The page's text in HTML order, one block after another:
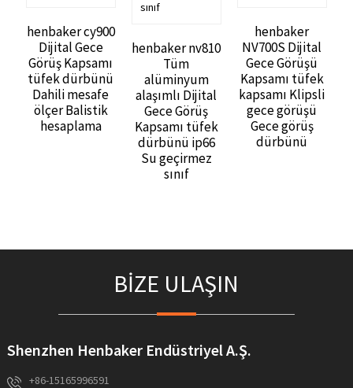
henbaker cy900
Dijital Gece
Görüş Kapsamı
tüfek dürbünü
Dahili mesafe
ölçer Balistik
hesaplama
henbaker nv810
Tüm
alüminyum
alaşımlı Dijital
Gece Görüş
Kapsamı tüfek
dürbünü ip66
Su geçirmez
sınıf
henbaker
NV700S Dijital
Gece Görüşü
Kapsamı tüfek
kapsamı Klipsli
gece görüşü
Gece görüş
dürbünü
BİZE ULAŞIN
Shenzhen Henbaker Endüstriyel A.Ş.
+86-15165996591